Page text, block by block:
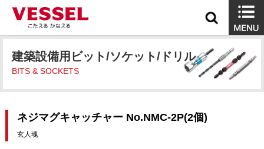
建築設備用ビット/ソケット/ドリル
BITS & SOCKETS
ネジマグキャッチャー No.NMC-2P(2個)
玄人魂